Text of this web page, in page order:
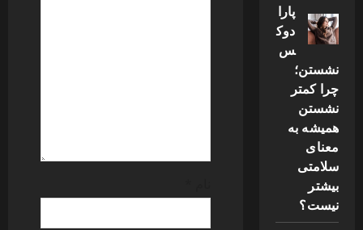
پارا
دوک
س
نشستن؛
چرا کمتر
نشستن
همیشه به
معنای
سلامتی
بیشتر
نیست؟